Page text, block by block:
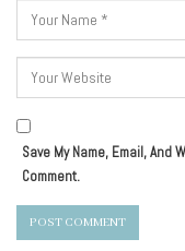
Save My Name, Email, And
Comment.